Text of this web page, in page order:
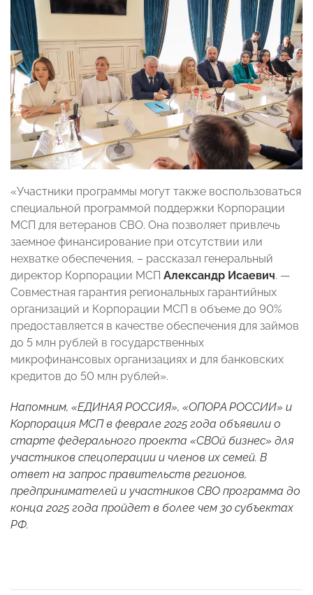
«Участники программы могут также воспользоваться
специальной программой поддержки Корпорации
МСП для ветеранов СВО. Она позволяет привлечь
заемное финансирование при отсутствии или
нехватке обеспечения, – рассказал генеральный
директор Корпорации МСП Александр Исаевич. —
Совместная гарантия региональных гарантийных
организаций и Корпорации МСП в объеме до 90%
предоставляется в качестве обеспечения для займов
до 5 млн рублей в государственных
микрофинансовых организациях и для банковских
кредитов до 50 млн рублей».
Напомним, «ЕДИНАЯ РОССИЯ», «ОПОРА РОССИИ» и
Корпорация МСП в феврале 2025 года объявили о
старте федерального проекта «СВОй бизнес» для
участников спецоперации и членов их семей. В
ответ на запрос правительств регионов,
предпринимателей и участников СВО программа до
конца 2025 года пройдет в более чем 30 субъектах
РФ.